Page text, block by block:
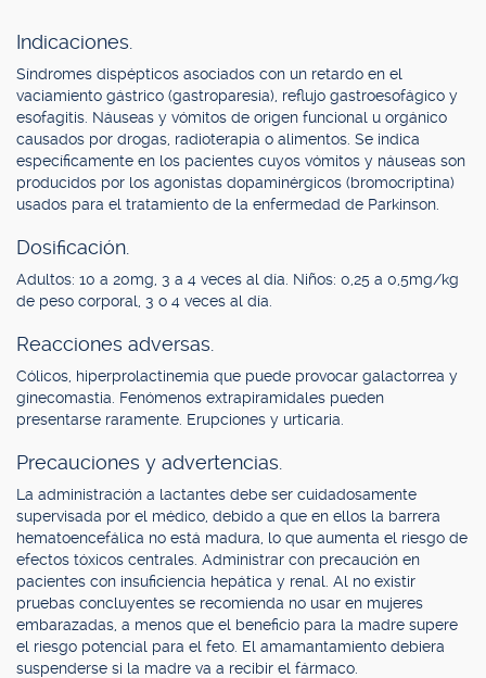
Indicaciones.
Síndromes dispépticos asociados con un retardo en el
vaciamiento gástrico (gastroparesia), reflujo gastroesofágico y
esofagitis. Náuseas y vómitos de origen funcional u orgánico
causados por drogas, radioterapia o alimentos. Se indica
específicamente en los pacientes cuyos vómitos y náuseas son
producidos por los agonistas dopaminérgicos (bromocriptina)
usados para el tratamiento de la enfermedad de Parkinson.
Dosificación.
Adultos: 10 a 20mg, 3 a 4 veces al día. Niños: 0,25 a 0,5mg/kg
de peso corporal, 3 o 4 veces al día.
Reacciones adversas.
Cólicos, hiperprolactinemia que puede provocar galactorrea y
ginecomastia. Fenómenos extrapiramidales pueden
presentarse raramente. Erupciones y urticaria.
Precauciones y advertencias.
La administración a lactantes debe ser cuidadosamente
supervisada por el médico, debido a que en ellos la barrera
hematoencefálica no está madura, lo que aumenta el riesgo de
efectos tóxicos centrales. Administrar con precaución en
pacientes con insuficiencia hepática y renal. Al no existir
pruebas concluyentes se recomienda no usar en mujeres
embarazadas, a menos que el beneficio para la madre supere
el riesgo potencial para el feto. El amamantamiento debiera
suspenderse si la madre va a recibir el fármaco.